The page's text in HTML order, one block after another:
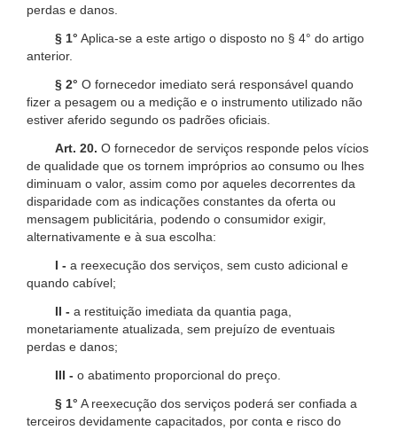
perdas e danos.
§ 1° Aplica-se a este artigo o disposto no § 4° do artigo
anterior.
§ 2° O fornecedor imediato será responsável quando
fizer a pesagem ou a medição e o instrumento utilizado não
estiver aferido segundo os padrões oficiais.
Art. 20. O fornecedor de serviços responde pelos vícios
de qualidade que os tornem impróprios ao consumo ou lhes
diminuam o valor, assim como por aqueles decorrentes da
disparidade com as indicações constantes da oferta ou
mensagem publicitária, podendo o consumidor exigir,
alternativamente e à sua escolha:
I - a reexecução dos serviços, sem custo adicional e
quando cabível;
II - a restituição imediata da quantia paga,
monetariamente atualizada, sem prejuízo de eventuais
perdas e danos;
III - o abatimento proporcional do preço.
§ 1° A reexecução dos serviços poderá ser confiada a
terceiros devidamente capacitados, por conta e risco do